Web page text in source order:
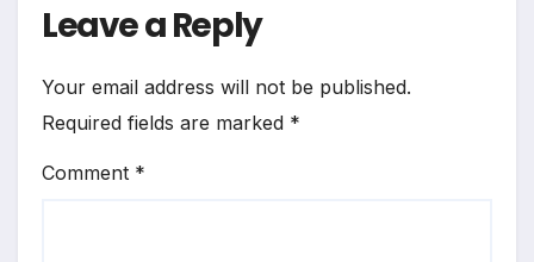
Leave a Reply
Your email address will not be published.
Required fields are marked *
Comment *